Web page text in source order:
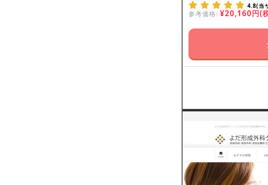
4.8(当
参考価格: ¥20,160円(